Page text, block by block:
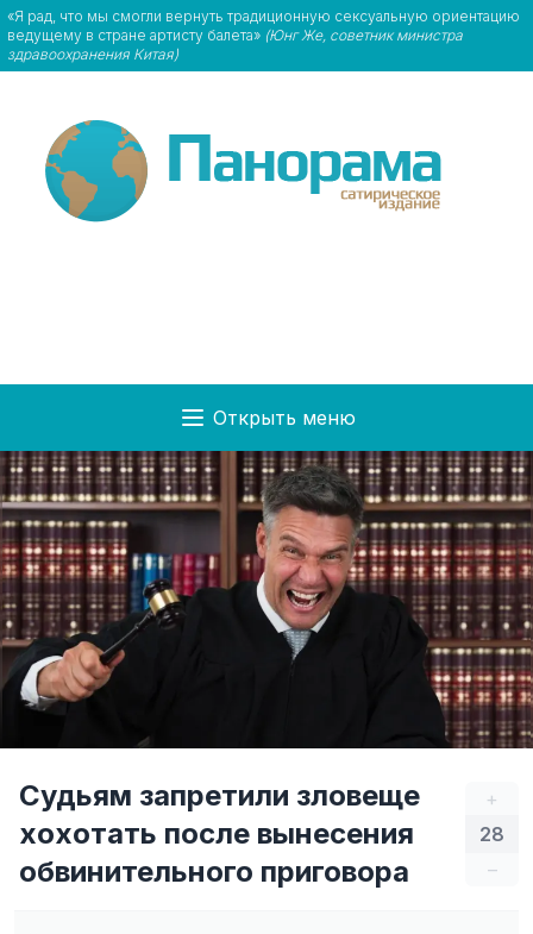
«Я рад, что мы смогли вернуть традиционную сексуальную ориентацию
ведущему в стране артисту балета» (Юнг Же, советник министра
здравоохранения Китая)
Открыть меню
+
28
–
Судьям запретили зловеще
хохотать после вынесения
обвинительного приговора